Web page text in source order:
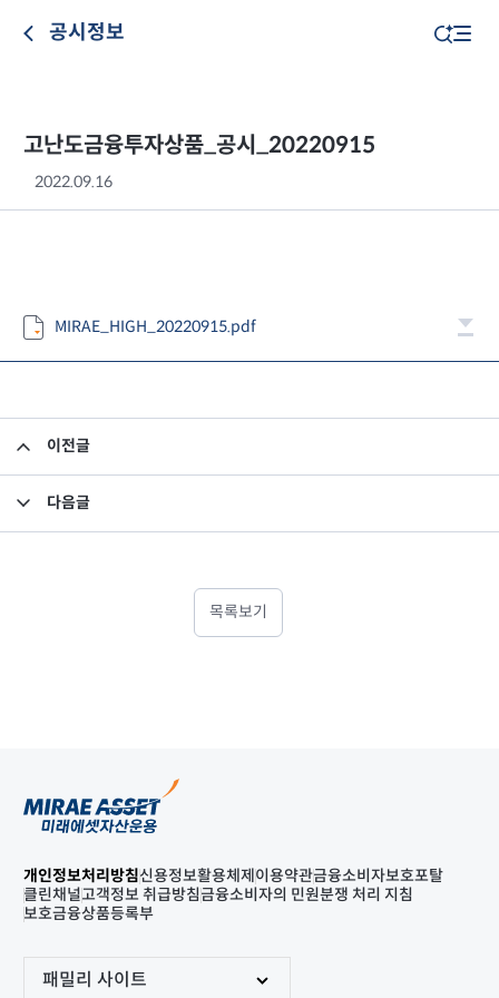
공시정보
고난도금융투자상품_공시_20220915
2022.09.16
MIRAE_HIGH_20220915.pdf
이전글
다음글
목록보기
개인정보처리방침신용정보활용체제 이용약관금융소비자보호포탈
클린채널고객정보 취급방침금융소비자의 민원분쟁 처리 지침
보호금융상품등록부
패밀리 사이트